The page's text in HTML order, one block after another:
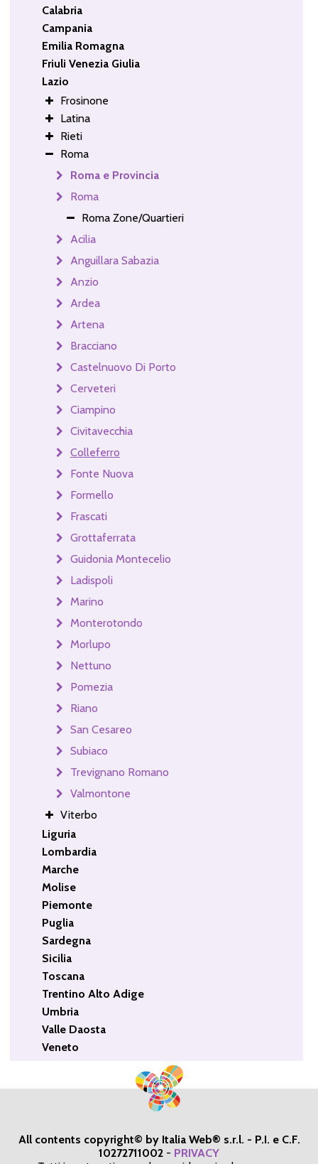
Calabria
Campania
Emilia Romagna
Friuli Venezia Giulia
Lazio
Frosinone
Latina
Rieti
Roma
Roma e Provincia
Roma
Roma Zone/Quartieri
Acilia
Anguillara Sabazia
Anzio
Ardea
Artena
Bracciano
Castelnuovo Di Porto
Cerveteri
Ciampino
Civitavecchia
Colleferro
Fonte Nuova
Formello
Frascati
Grottaferrata
Guidonia Montecelio
Ladispoli
Marino
Monterotondo
Morlupo
Nettuno
Pomezia
Riano
San Cesareo
Subiaco
Trevignano Romano
Valmontone
Viterbo
Liguria
Lombardia
Marche
Molise
Piemonte
Puglia
Sardegna
Sicilia
Toscana
Trentino Alto Adige
Umbria
Valle Daosta
Veneto
All contents copyright© by Italia Web® s.r.l. - P.I. e C.F.
10272711002 - PRIVACY